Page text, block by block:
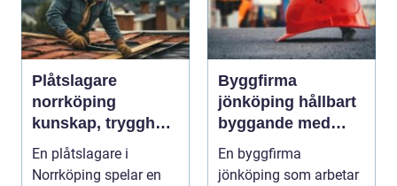
Plåtslagare
norrköping
kunskap, trygghet
och hållbara
taklösningar
En plåtslagare i
Norrköping spelar en
Byggfirma
jönköping hållbart
byggande med
fokus på trä
En byggfirma
jönköping som arbetar